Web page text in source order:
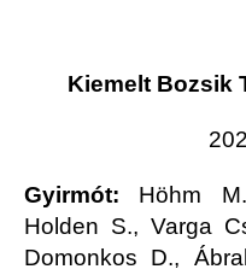
Kiemelt Bozsik
Gyirmót: Höhm
Holden S., Varga
Domonkos D.,